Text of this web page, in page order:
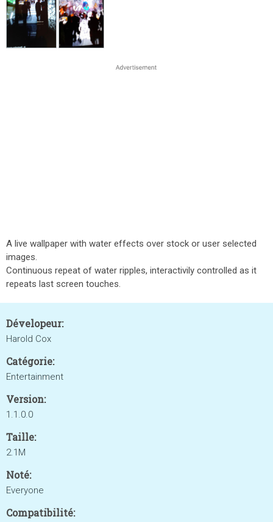
A live wallpaper with water effects over stock or user selected
images.
Continuous repeat of water ripples, interactivily controlled as it
repeats last screen touches.
Dévelopeur:
Harold Cox
Catégorie:
Entertainment
Version:
1.1.0.0
Taille:
2.1M
Noté:
Everyone
Compatibilité: